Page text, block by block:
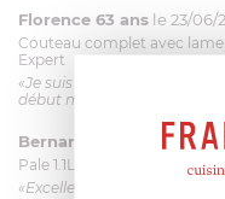
Florence 63 ans le 23/06/
Couteau complet avec
Expert
«Je suis satisfaite du
début mais ça le fait. La
Bernard le 23/06/2026 à
Pale 1.1L pour Glacier Magimix
«Excellent: produit et